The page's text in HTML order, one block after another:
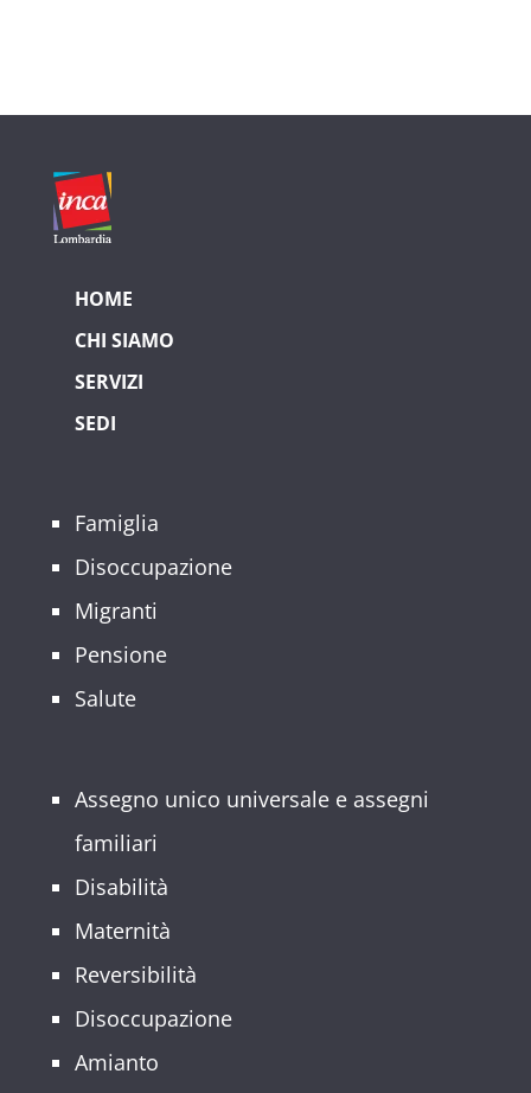
HOME
CHI SIAMO
SERVIZI
SEDI
Famiglia
Disoccupazione
Migranti
Pensione
Salute
Assegno unico universale e assegni
familiari
Disabilità
Maternità
Reversibilità
Disoccupazione
Amianto